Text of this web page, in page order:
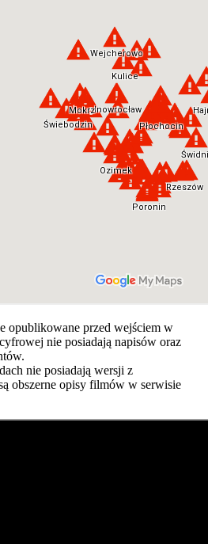
opublikowane przed wejściem w
nie posiadają napisów oraz
nie posiadają wersji z
obszerne opisy filmów w serwisie